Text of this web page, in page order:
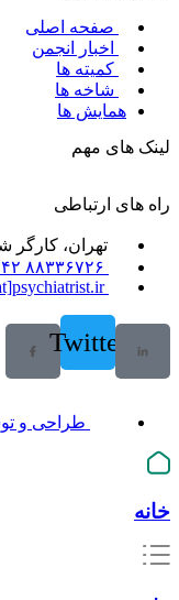
صفحه اصلی
اخبار انجمن
کمیته ها
شاخه ها
همایش ها
لینک های مهم
راه های ارتباطی
تهران، کارگر شمالی، خیابان ۲۰، بین بلوار
۸۸۳۳۶۷۲۶ ۸۸۲۲۳۲۴۲ ۸۸۲۲۳۲۹۲
Twitter
طراحی و
خانه